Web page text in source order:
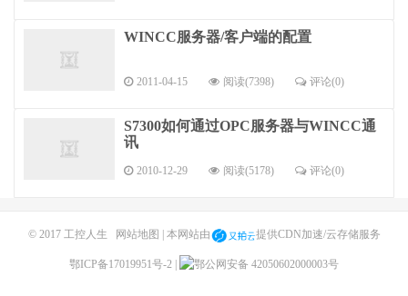
WINCC服务器/客户端的配置
2011-04-15 阅读(7398) 评论(0)
S7300如何通过OPC服务器与WINCC通
讯
2010-12-29 阅读(5178) 评论(0)
© 2017 工控人生 网站地图 | 本网站由 提供CDN加速/云存储服务
鄂ICP备17019951号-2 鄂公网安备 42050602000003号